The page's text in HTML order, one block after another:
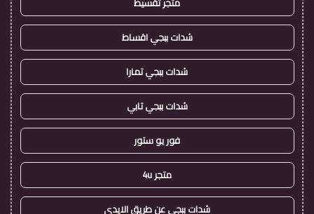
شدات ببجي اقساط
شدات ببجي تمارا
شدات ببجي تابي
فور يو ستور
متجر 4u
شدات ببجي عن طريق الايدي